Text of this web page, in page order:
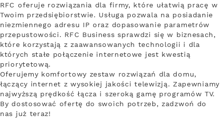
RFC oferuje rozwiązania dla firmy, które ułatwią pracę w
Twoim przedsiębiorstwie. Usługa pozwala na posiadanie
niezmiennego adresu IP oraz dopasowanie parametrów
przepustowości. RFC Business sprawdzi się w biznesach,
które korzystają z zaawansowanych technologii i dla
których stałe połączenie internetowe jest kwestią
priorytetową.
Oferujemy komfortowy zestaw rozwiązań dla domu,
łączący internet z wysokiej jakości telewizją. Zapewniamy
najwyższą prędkość łącza i szeroką gamę programów TV.
By dostosować ofertę do swoich potrzeb, zadzwoń do
nas już teraz!